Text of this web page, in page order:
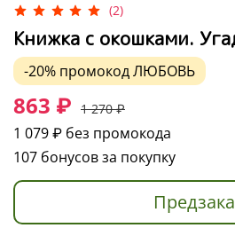
(2)
Книжка с окошками.
-20% промокодЛЮБОВЬ
863 ₽ 1 270 ₽
1 079 ₽ без промокода
107 бонусов за покупку